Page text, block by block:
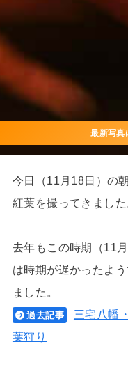
最新写
今日（11月18日）の
紅葉を撮ってきました
去年もこの時期（11
は時期が遅かったよ
ました。
過去記事
三宅八幡
葉狩り